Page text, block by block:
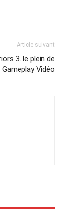
Article suivant
3, le plein de
Gameplay Vidéo